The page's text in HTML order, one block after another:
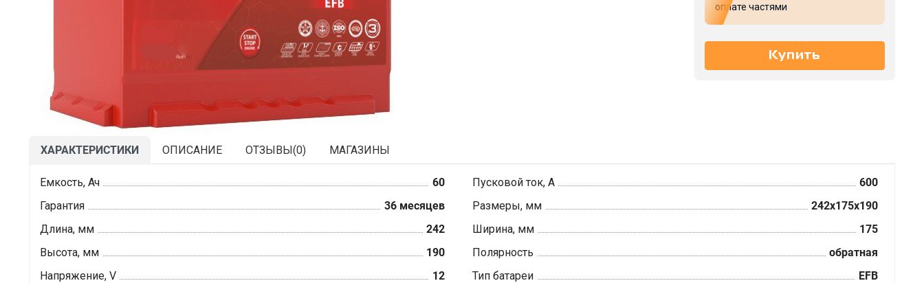
оплате частями
ХАРАКТЕРИСТИКИ ОПИСАНИЕ ОТЗЫВЫ(0) МАГАЗИНЫ
Емкость, Ач 60 Пусковой ток, А
600
Гарантия
36 месяцев Размеры, мм
242x175x190
Длина, мм
242 Ширина, мм
175
Высота, мм
190 Полярность
обратная
Напряжение, V
12 Тип батареи
EFB